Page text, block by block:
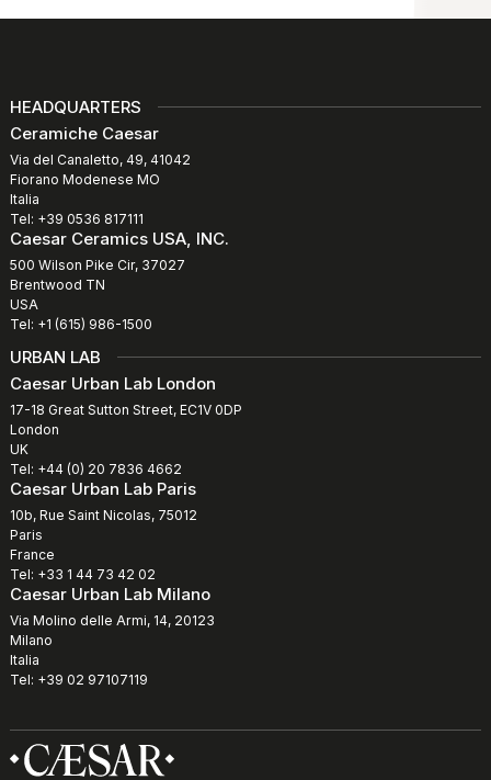
HEADQUARTERS
Ceramiche Caesar
Via del Canaletto, 49, 41042
Fiorano Modenese MO
Italia
Tel: +39 0536 817111
Caesar Ceramics USA, INC.
500 Wilson Pike Cir, 37027
Brentwood TN
USA
Tel: +1 (615) 986-1500
URBAN LAB
Caesar Urban Lab London
17-18 Great Sutton Street, EC1V 0DP
London
UK
Tel: +44 (0) 20 7836 4662
Caesar Urban Lab Paris
10b, Rue Saint Nicolas, 75012
Paris
France
Tel: +33 1 44 73 42 02
Caesar Urban Lab Milano
Via Molino delle Armi, 14, 20123
Milano
Italia
Tel: +39 02 97107119